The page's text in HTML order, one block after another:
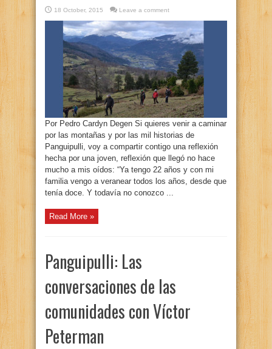
18 October, 2015 Leave a comment
Por Pedro Cardyn Degen Si quieres venir a caminar
por las montañas y por las mil historias de
Panguipulli, voy a compartir contigo una reflexión
hecha por una joven, reflexión que llegó no hace
mucho a mis oídos: “Ya tengo 22 años y con mi
familia vengo a veranear todos los años, desde que
tenía doce. Y todavía no conozco ...
Read More »
Panguipulli: Las
conversaciones de las
comunidades con Víctor
Peterman